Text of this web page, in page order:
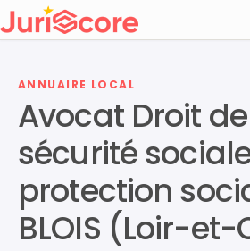
ANNUAIRE LOCAL
Avocat Droit
sécurité
protection
BLOIS (Loir-et-